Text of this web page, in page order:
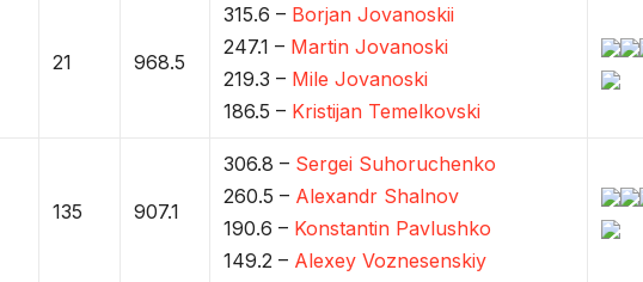
21 968.5
315.6 – Borjan Jovanoskii
247.1 – Martin Jovanoski
219.3 – Mile Jovanoski
186.5 – Kristijan Temelkovski
135 907.1
306.8 – Sergei Suhoruchenko
260.5 – Alexandr Shalnov
190.6 – Konstantin Pavlushko
149.2 – Alexey Voznesenskiy